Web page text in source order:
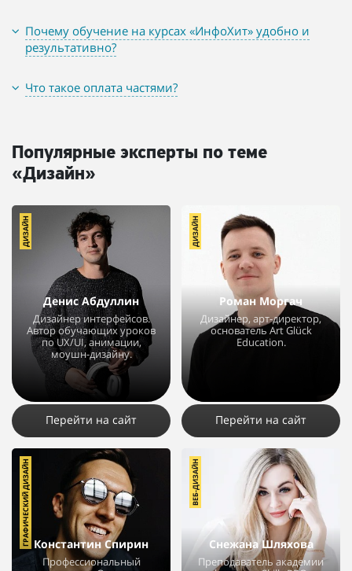
Почему обучение на курсах «ИнфоХит» удобно и
результативно?
Что такое оплата частями?
Популярные эксперты по теме
«Дизайн»
Денис Абдуллин
Дизайнер интерфейсов.
Автор обучающих уроков
по UX/UI, анимации,
моушн-дизайну.
1087
ДИЗАЙН
Перейти на сайт
Роман Моргач
Дизайнер, арт-директор,
основатель Art Glück
Education.
ДИЗАЙН
Перейти на сайт
Константин Спирин
Профессиональный
ГРАФИЧЕСКИЙ ДИЗАЙН Снежана Шляхова
Преподаватель академии
ВЕБ-ДИЗАЙН